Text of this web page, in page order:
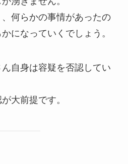
何らかの事情があったの
になっていくでしょう。
自身は容疑を否認してい
大前提です。